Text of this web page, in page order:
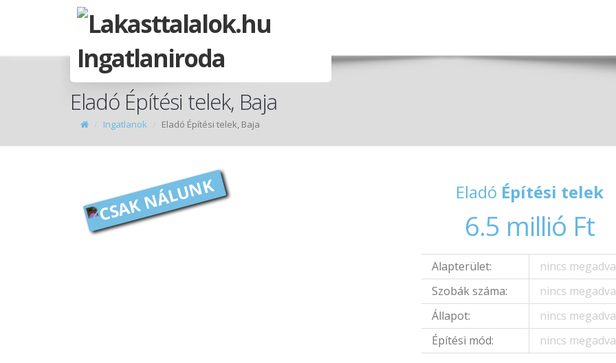
Eladó Építési telek, Baja
Ingatlanok Eladó Építési telek, Baja
CSAK NÁLUNK Eladó Építési telek
6.5 millió Ft
Alapterület:
nincs megadva
Szobák száma:
nincs megadva
Állapot:
nincs megadva
Építési mód:
nincs megadva